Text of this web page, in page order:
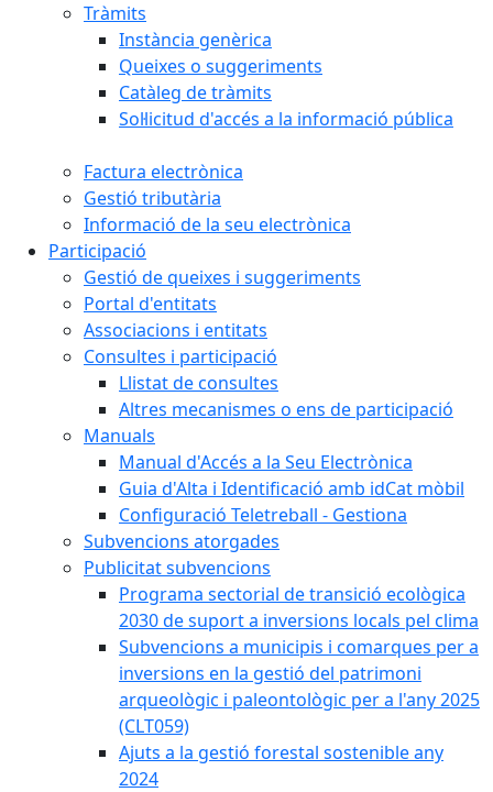
Tràmits
Instància genèrica
Queixes o suggeriments
Catàleg de tràmits
Sol·licitud d'accés a la informació pública
Factura electrònica
Gestió tributària
Informació de la seu electrònica
Participació
Gestió de queixes i suggeriments
Portal d'entitats
Associacions i entitats
Consultes i participació
Llistat de consultes
Altres mecanismes o ens de participació
Manuals
Manual d'Accés a la Seu Electrònica
Guia d'Alta i Identificació amb idCat mòbil
Configuració Teletreball - Gestiona
Subvencions atorgades
Publicitat subvencions
Programa sectorial de transició ecològica
2030 de suport a inversions locals pel clima
Subvencions a municipis i comarques per a
inversions en la gestió del patrimoni
arqueològic i paleontològic per a l'any 2025
(CLT059)
Ajuts a la gestió forestal sostenible any
2024